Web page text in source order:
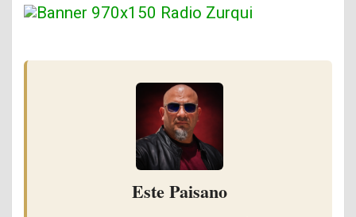
Este Paisano